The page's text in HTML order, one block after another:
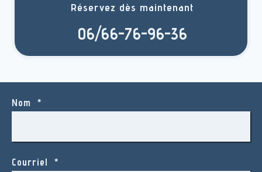
Réservez dès maintenant
06/66-76-96-36
Nom *
Courriel *